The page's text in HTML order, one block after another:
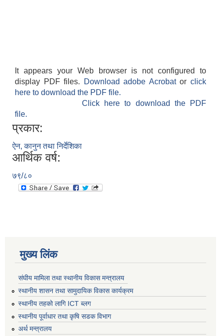
It appears your Web browser is not configured to
display PDF files.
Download adobe Acrobatorclick
here to download the PDF file.
Click here to download the PDF
file.
प्रकार:
ऐन, कानुन तथा निर्देशिका
आर्थिक वर्ष:
७९/८०
मुख्य लिंक
संघीय मामिला तथा स्थानीय विकास मन्त्रालय
स्थानीय शासन तथा सामुदायिक विकास कार्यक्रम
स्थानीय तहको लागि ICT ब्लग
स्थानीय पूर्वाधार तथा कृषि सडक विभाग
अर्थ मन्त्रालय